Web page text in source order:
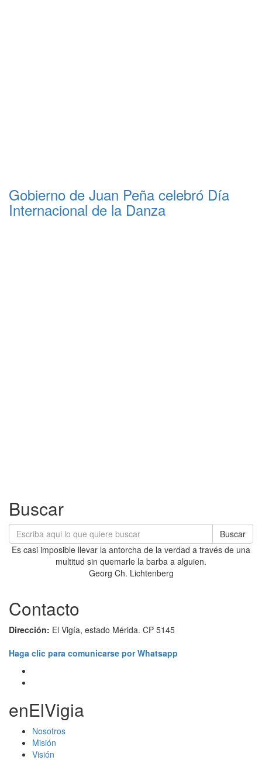
Gobierno de Juan Peña celebró Día
Internacional de la Danza
Buscar
Buscar
Es casi imposible llevar la antorcha de la verdad a través de una
multitud sin quemarle la barba a alguien.
Georg Ch. Lichtenberg
Contacto
Dirección: El Vigía, estado Mérida. CP 5145
Haga clic para comunicarse por Whatsapp
enElVigia
Nosotros
Misión
Visión